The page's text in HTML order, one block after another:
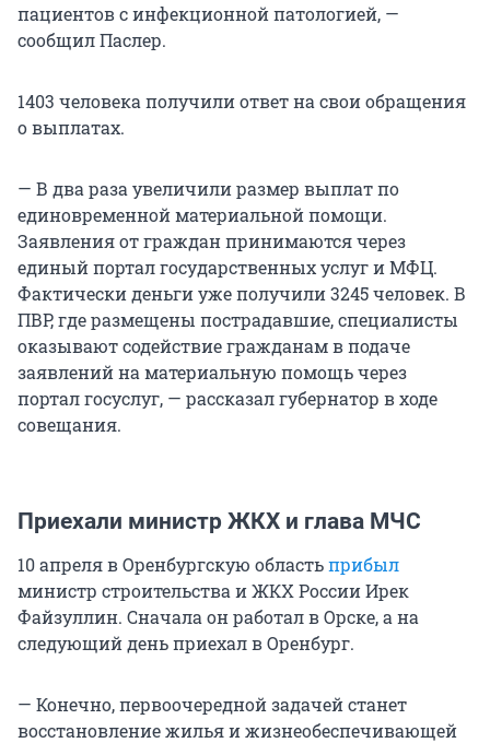
пациентов с инфекционной патологией, —
сообщил Паслер.
1403 человека получили ответ на свои обращения
о выплатах.
— В два раза увеличили размер выплат по
единовременной материальной помощи.
Заявления от граждан принимаются через
единый портал государственных услуг и МФЦ.
Фактически деньги уже получили 3245 человек. В
ПВР, где размещены пострадавшие, специалисты
оказывают содействие гражданам в подаче
заявлений на материальную помощь через
портал госуслуг, — рассказал губернатор в ходе
совещания.
Приехали министр ЖКХ и глава МЧС
10 апреля в Оренбургскую областьприбыл
министр строительства и ЖКХ России Ирек
Файзуллин. Сначала он работал в Орске, а на
следующий день приехал в Оренбург.
— Конечно, первоочередной задачей станет
восстановление жилья и жизнеобеспечивающей